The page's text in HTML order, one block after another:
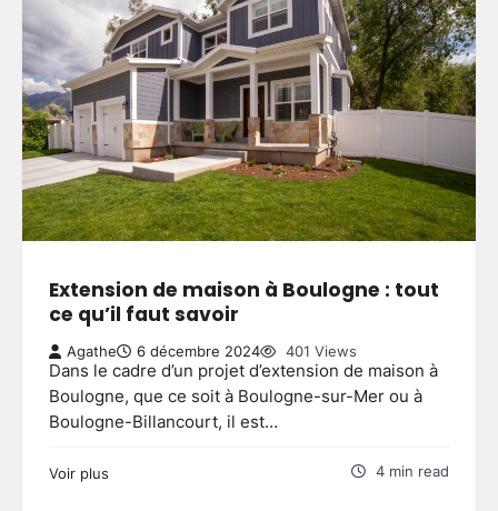
Extension de maison à Boulogne : tout
ce qu’il faut savoir
Agathe 6 décembre 2024 401 Views
Dans le cadre d’un projet d’extension de maison à
Boulogne, que ce soit à Boulogne-sur-Mer ou à
Boulogne-Billancourt, il est…
Voir plus 4 min read